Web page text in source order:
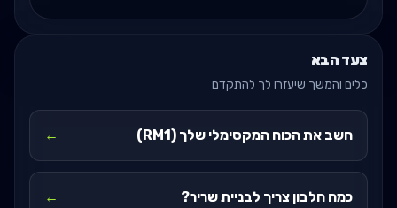
צעד הבא
כלים והמשך שיעזרו לך להתקדם
חשב את הכוח המקסימלי שלך (RM1) ←
כמה חלבון צריך לבניית שריר? ←